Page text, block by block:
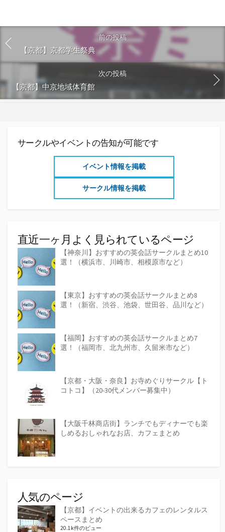
前の投稿
【京都】京都学生祭典
次の投稿
【京都】中京地域体育館
サークルやイベントの告知が可能です
イベント情報を掲載
サークル情報を掲載
直近一ヶ月よく見られているページ
【神奈川】おすすめの英会話サークルまとめ10
選！（横浜市、川崎市、相模原市など）
【東京】おすすめの英会話サークルまとめ8
選！（新宿、渋谷、池袋、世田谷、品川など）
【福岡】おすすめの英会話サークルまとめ7
選！（福岡市、北九州市、久留米市など）
【京都・大阪・奈良】お寺めぐりサークル【ト
コトコ】（20-30代メンバー募集中）
【大阪千林商店街】ランチでもディナーでも楽
しめるおしゃれなお店、カフェまとめ
人気のページ
【京都】イベントの出来るカフェのレンタルス
ペースまとめ
20.1k件のビュー